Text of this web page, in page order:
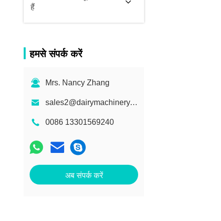
हैं
हमसे संपर्क करें
Mrs. Nancy Zhang
sales2@dairymachinery.cc
0086 13301569240
अब संपर्क करें